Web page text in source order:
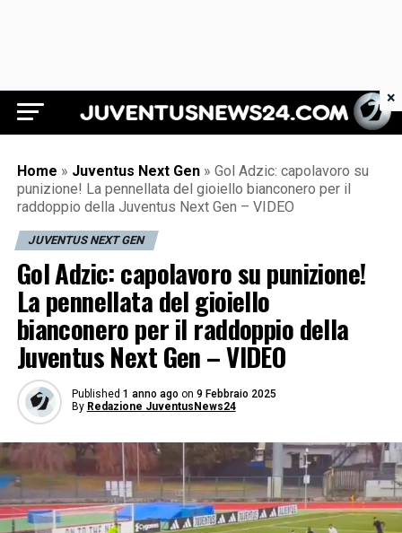
Juventus News 24
Home » Juventus Next Gen » Gol Adzic: capolavoro su
punizione! La pennellata del gioiello bianconero per il
raddoppio della Juventus Next Gen – VIDEO
JUVENTUS NEXT GEN
Gol Adzic: capolavoro su punizione!
La pennellata del gioiello
bianconero per il raddoppio della
Juventus Next Gen – VIDEO
Published 1 anno ago on 9 Febbraio 2025
By Redazione JuventusNews24
×